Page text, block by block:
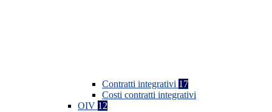
Contratti integrativi 17
Costi contratti integrativi
OIV 12